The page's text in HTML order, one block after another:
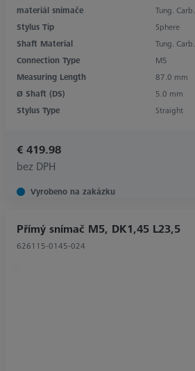
materiál snímače
Tung. Carb.
Stylus Tip
Sphere
Shaft Material
Tung. Carb.
Connection Type
M5
Measuring Length
87.0 mm
Ø Shaft (DS)
5.0 mm
Stylus Type
Straight
€ 419.98
bez DPH
Vyrobeno na zakázku
Přímý snímač M5, DK1,45 L23,5
626115-0145-024